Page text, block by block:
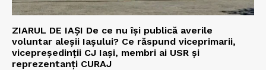
ZIARUL DE IAȘI De ce nu își publică averile
voluntar aleșii Iașului? Ce răspund viceprimarii,
vicepreședinții CJ Iași, membri ai USR și
reprezentanți CURAJ